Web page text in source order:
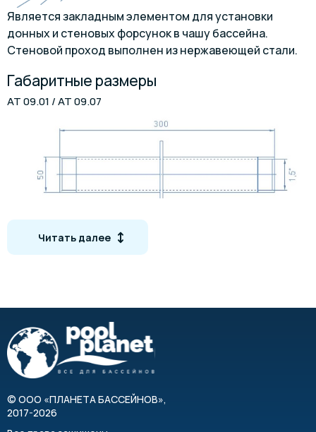
Является закладным элементом для установки
донных и стеновых форсунок в чашу бассейна.
Стеновой проход выполнен из нержавеющей стали.
Габаритные размеры
АТ 09.01 / АТ 09.07
АТ 09.02 / АТ 09.09
АТ 09.03 / АТ 09.08
Читать далее
© ООО «ПЛАНЕТА БАССЕЙНОВ»,
2017-2026